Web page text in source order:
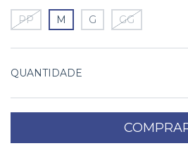
PP
M G GG
QUANTIDADE